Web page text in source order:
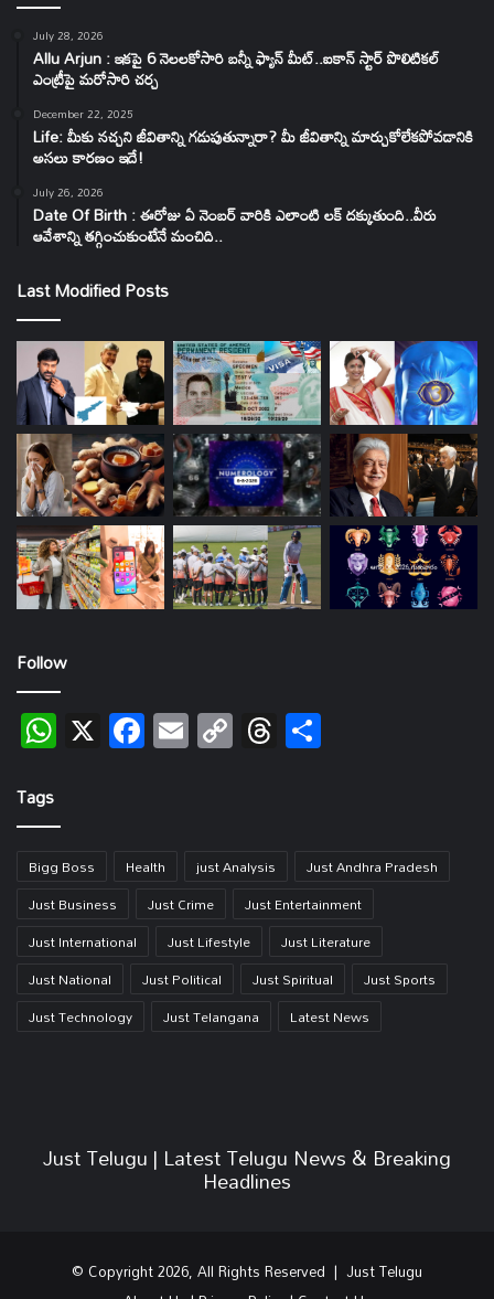
July 28, 2026
Allu Arjun : ఇకపై 6 నెలలకోసారి బన్నీ ఫ్యాన్ మీట్..ఐకాన్ స్టార్ పొలిటికల్
ఎంట్రీపై మరోసారి చర్చ
December 22, 2025
Life: మీకు నచ్చని జీవితాన్ని గడుపుతున్నారా? మీ జీవితాన్ని మార్చుకోలేకపోవడానికి
అసలు కారణం ఇదే!
July 26, 2026
Date Of Birth : ఈరోజు ఏ నెంబర్ వారికి ఎలాంటి లక్ దక్కుతుంది..వీరు
ఆవేశాన్ని తగ్గించుకుంటేనే మంచిది..
Last Modified Posts
Follow
WhatsApp
X Facebook
EmailCopy
Link
Threads
Tags
Bigg Boss Health just Analysis
Just Andhra Pradesh
Just Business
Just Crime
Just Entertainment
Just International
Just Lifestyle
Just Literature
Just National
Just Political Just Spiritual
Just Sports
Just Technology
Just Telangana Latest News
Just Telugu | Latest Telugu News & Breaking
Headlines
© Copyright 2026, All Rights Reserved | Just Telugu